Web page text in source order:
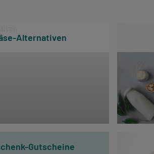
Alternativen
Gutscheine